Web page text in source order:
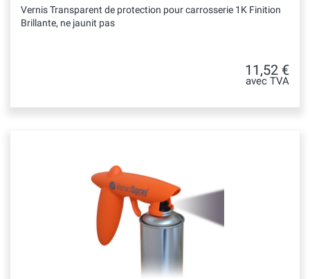
Vernis Transparent de protection pour carrosserie 1K Finition
Brillante, ne jaunit pas
11,52 €
avec TVA